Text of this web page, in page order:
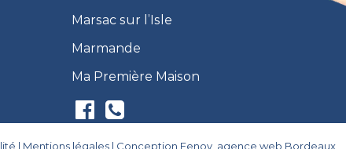
Marsac sur l’Isle
Marmande
Ma Première Maison
| Mentions légales | Conception Eenov, agence web Bordeaux